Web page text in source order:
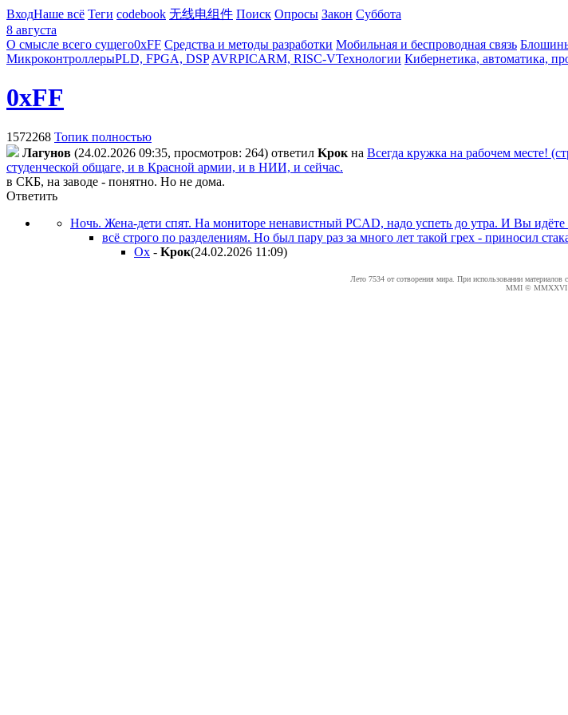
ВходНаше всё Теги codebook 无线电组件 Поиск Опросы Закон Суббота
8 августа
О смысле всего сущего0xFF Средства и методы разработки Мобильная и беспроводная связь
МикроконтроллерыPLD, FPGA, DSP AVRPICARM, RISC-VТехнологии Кибернетика, автоматика,
0xFF
1572268 Топик полностью
Лaгyнoв (24.02.2026 09:35, просмотров: 264) ответил Kpoк на Всегда кружка на рабочем месте!
студенческой общаге, и в Красной армии, и в НИИ, и сейчас.
в СКБ, на заводе - понятно. Но не дома.
Ответить
Ночь. Жена-дети спят. На мониторе ненавистный PCAD, надо успеть до утра. И Вы
всё строго по разделениям. Но был пару раз за много лет такой грех - приносил
Ох - Kpoк(24.02.2026 11:09)
Лето 7534 от сотворения мира. При использовании материалов
MMI © MMXXVI